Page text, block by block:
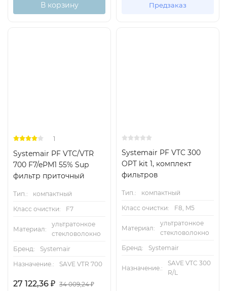
В корзину Предзаказ
1
Systemair PF VTC/VTR
700 F7/ePM1 55% Sup
фильтр приточный
Тип.:
компактный
Класс очистки:
F7
Материал:
ультратонкое
стекловолокно
Бренд:
Systemair
Назначение.:
SAVE VTR 700
27 122,36 ₽ 34 009,24₽
Systemair PF VTC 300
OPT kit 1, комплект
фильтров
Тип.:
компактный
Класс очистки:
F8, M5
Материал:
ультратонкое
стекловолокно
Бренд:
Systemair
Назначение.:
SAVE VTC 300
R/L